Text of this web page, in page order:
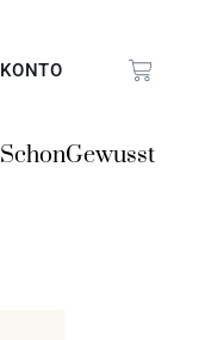
KONTO
SchonGewusst